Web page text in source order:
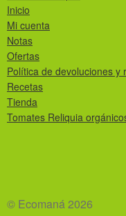
Inicio
Mi cuenta
Notas
Ofertas
Política de devoluciones y
Recetas
Tienda
Tomates Reliquia
© Ecomaná 2026